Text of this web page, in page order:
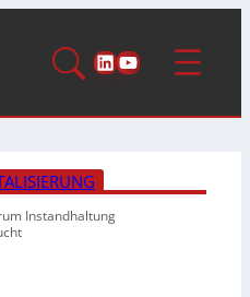
LinkedIn
YouTube
Instandhaltung